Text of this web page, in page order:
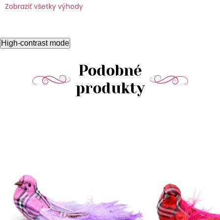
Zobraziť všetky výhody
High-contrast mode
Podobné
produkty